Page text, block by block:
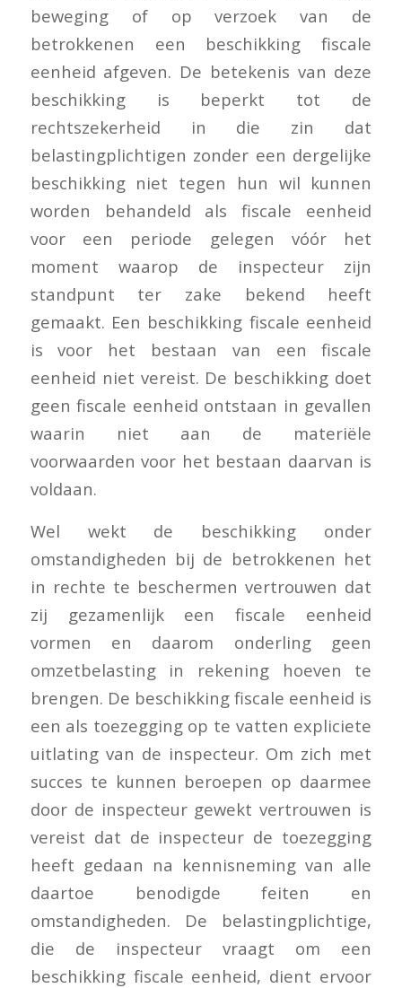
beweging of op verzoek van de
betrokkenen een beschikking fiscale
eenheid afgeven. De betekenis van deze
beschikking is beperkt tot de
rechtszekerheid in die zin dat
belastingplichtigen zonder een dergelijke
beschikking niet tegen hun wil kunnen
worden behandeld als fiscale eenheid
voor een periode gelegen vóór het
moment waarop de inspecteur zijn
standpunt ter zake bekend heeft
gemaakt. Een beschikking fiscale eenheid
is voor het bestaan van een fiscale
eenheid niet vereist. De beschikking doet
geen fiscale eenheid ontstaan in gevallen
waarin niet aan de materiële
voorwaarden voor het bestaan daarvan is
voldaan.
Wel wekt de beschikking onder
omstandigheden bij de betrokkenen het
in rechte te beschermen vertrouwen dat
zij gezamenlijk een fiscale eenheid
vormen en daarom onderling geen
omzetbelasting in rekening hoeven te
brengen. De beschikking fiscale eenheid is
een als toezegging op te vatten expliciete
uitlating van de inspecteur. Om zich met
succes te kunnen beroepen op daarmee
door de inspecteur gewekt vertrouwen is
vereist dat de inspecteur de toezegging
heeft gedaan na kennisneming van alle
daartoe benodigde feiten en
omstandigheden. De belastingplichtige,
die de inspecteur vraagt om een
beschikking fiscale eenheid, dient ervoor